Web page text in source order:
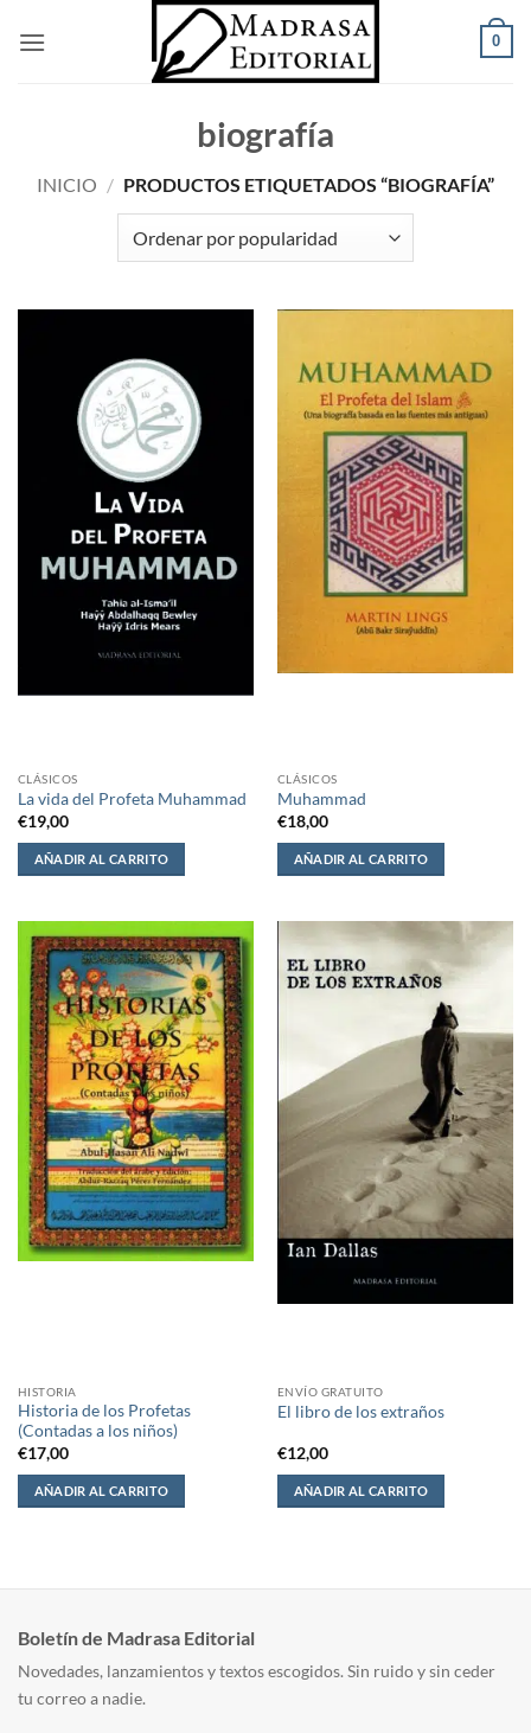
0
biografía
INICIO / PRODUCTOS ETIQUETADOS “BIOGRAFÍA”
CLÁSICOS
La vida del Profeta Muhammad
€19,00
AÑADIR AL CARRITO
CLÁSICOS
Muhammad
€18,00
AÑADIR AL CARRITO
HISTORIA
Historia de los Profetas
(Contadas a los niños)
€17,00
AÑADIR AL CARRITO
ENVÍO GRATUITO
El libro de los extraños
€12,00
AÑADIR AL CARRITO
Boletín de Madrasa Editorial
Novedades, lanzamientos y textos escogidos. Sin ruido y sin ceder
tu correo a nadie.